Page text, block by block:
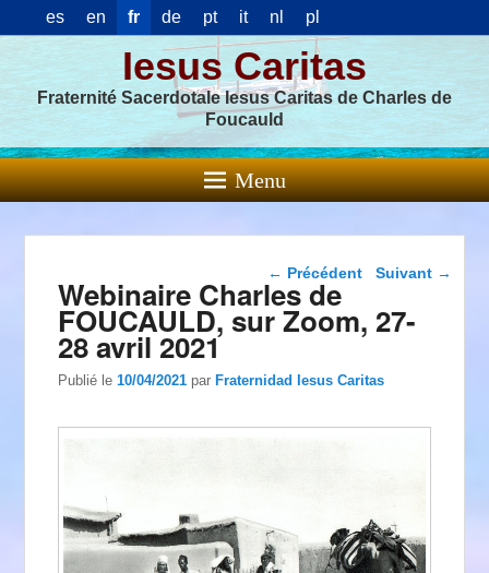
es en fr de pt it nl pl
Iesus Caritas
Fraternité Sacerdotale Iesus Caritas de Charles de
Foucauld
Menu
Navigation dans les
← Précédent Suivant →
Webinaire Charles de
FOUCAULD, sur Zoom, 27-
28 avril 2021
Publié le10/04/2021 parFraternidad Iesus Caritas